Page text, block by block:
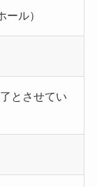
ル）
とさせてい